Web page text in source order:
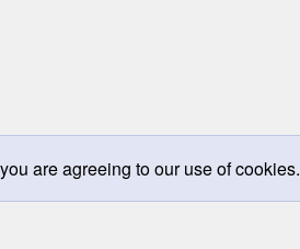
are agreeing to our use of cookies.